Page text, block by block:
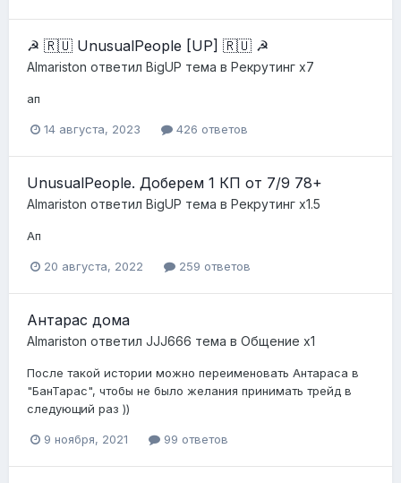
☭ 🇷🇺 UnusualPeople [UP] 🇷🇺 ☭
Almariston ответил BigUP тема в Рекрутинг х7
ап
14 августа, 2023 426 ответов
UnusualPeople. Доберем 1 КП от 7/9 78+
Almariston ответил BigUP тема в Рекрутинг х1.5
Ап
20 августа, 2022 259 ответов
Антарас дома
Almariston ответил JJJ666 тема в Общение x1
После такой истории можно переименовать Антараса в
"БанТарас", чтобы не было желания принимать трейд в
следующий раз ))
9 ноября, 2021 99 ответов